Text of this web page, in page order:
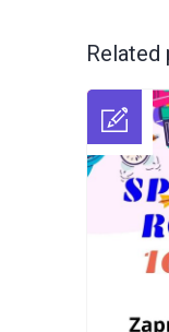
Related